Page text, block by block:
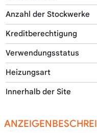
Anzahl der Stockwerke
Kreditberechtigung
Verwendungsstatus
Heizungsart
Innerhalb der Site